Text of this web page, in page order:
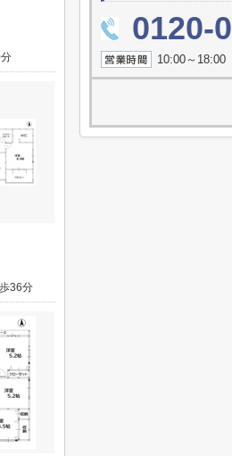
0120-
10:00～18:00
36分